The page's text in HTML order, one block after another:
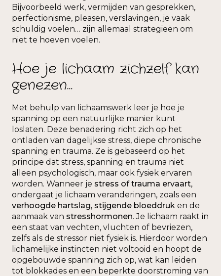
Bijvoorbeeld werk, vermijden van gesprekken,
perfectionisme, pleasen, verslavingen, je vaak
schuldig voelen… zijn allemaal strategieën om
niet te hoeven voelen.
Hoe je lichaam zichzelf kan
genezen…
Met behulp van lichaamswerk leer je hoe je
spanning op een natuurlijke manier kunt
loslaten. Deze benadering richt zich op het
ontladen van dagelijkse stress, diepe chronische
spanning en trauma. Ze is gebaseerd op het
principe dat stress, spanning en trauma niet
alleen psychologisch, maar ook fysiek ervaren
worden. Wanneer je stress of trauma ervaart,
ondergaat je lichaam veranderingen, zoals een
verhoogde hartslag, stijgende bloeddruk en de
aanmaak van stresshormonen. Je lichaam raakt in
een staat van vechten, vluchten of bevriezen,
zelfs als de stressor niet fysiek is. Hierdoor worden
lichamelijke instincten niet voltooid en hoopt de
opgebouwde spanning zich op, wat kan leiden
tot blokkades en een beperkte doorstroming van